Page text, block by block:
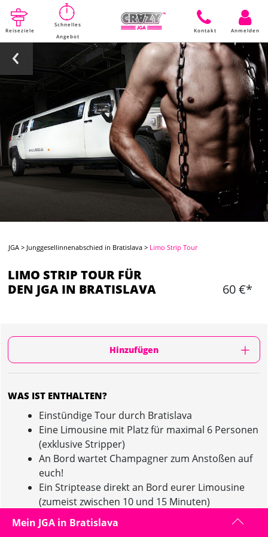
Reiseziele
Schnelles
Angebot
Kontakt Anmelden
JGA > Junggesellinnenabschied in Bratislava > Limo Strip Tour
LIMO STRIP TOUR FÜR
DEN JGA IN BRATISLAVA
60 €*
Hinzufügen
WAS IST ENTHALTEN?
Einstündige Tour durch Bratislava
Eine Limousine mit Platz für maximal 6 Personen
(exklusive Stripper)
An Bord wartet Champagner zum Anstoßen auf
euch!
Ein Striptease direkt an Bord eurer Limousine
(zumeist zwischen 10 und 15 Minuten)
Euer Guide begleitet euch
Mein JGA in Bratislava